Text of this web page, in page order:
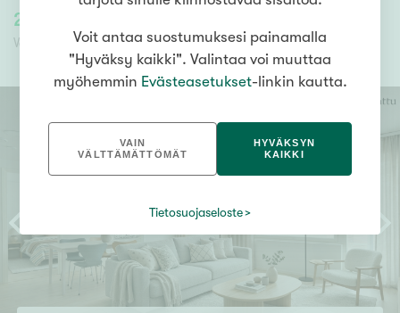
299 500,00 €
Velaton hinta Myyntihinta
Voit antaa suostumuksesi painamalla
"Hyväksy kaikki". Valintaa voi muuttaa
myöhemmin Evästeasetukset-linkin kautta.
VAIN
VÄLTTÄMÄTTÖMÄT
HYVÄKSYN
KAIKKI
Tietosuojaseloste